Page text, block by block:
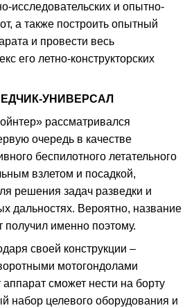
исследовательских и опытно-
а также построить опытный
и провести весь
его летно-конструкторских
УНИВЕРСАЛ
рассматривался
очередь в качестве
беспилотного летательного
взлетом и посадкой,
решения задач разведки и
дальностях. Вероятно, название
получил именно поэтому.
своей конструкции –
мотогондолами
аппарат сможет нести на борту
набор целевого оборудования и